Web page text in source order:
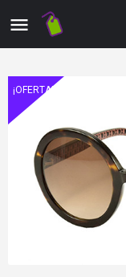
¡OFERTA!